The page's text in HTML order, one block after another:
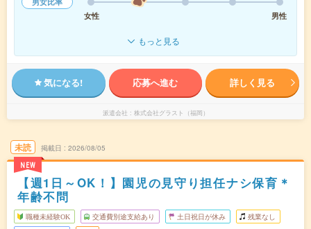
女性
男性
もっと見る
気になる! 応募へ進む 詳しく見る
派遣会社 株式会社グラスト（福岡）
未読
NEW
掲載日 2026/08/05
【週1日～OK！】園児の見守り担任ナシ保育＊
年齢不問
職種未経験OK 交通費別途支給あり 土日祝日が休み 残業なし